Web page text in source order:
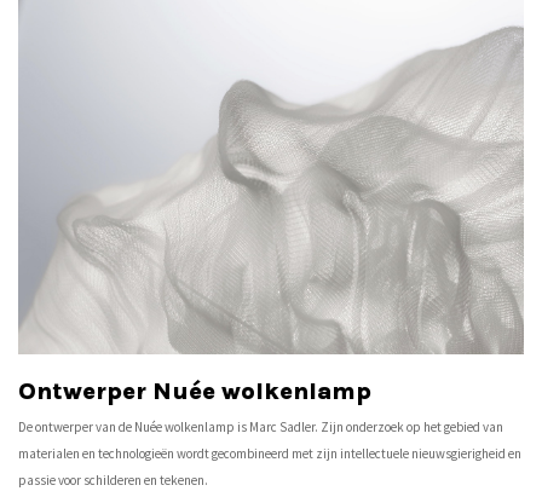
Ontwerper Nuée wolkenlamp
De ontwerper van de Nuée wolkenlamp is Marc Sadler. Zijn onderzoek op het gebied van
materialen en technologieën wordt gecombineerd met zijn intellectuele nieuwsgierigheid en
passie voor schilderen en tekenen.